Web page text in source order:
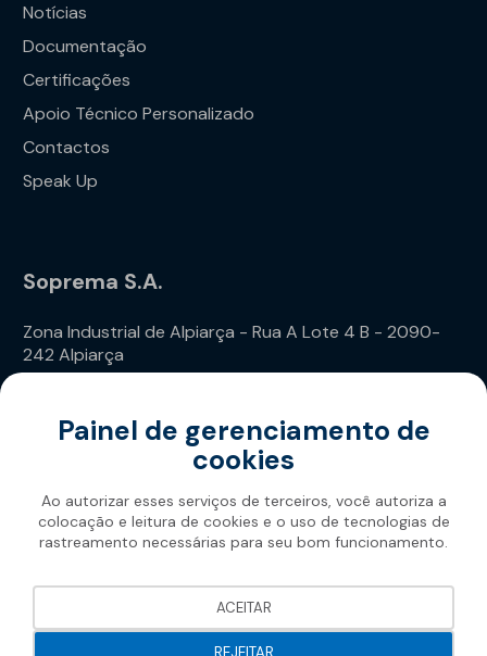
Notícias
Documentação
Certificações
Apoio Técnico Personalizado
Contactos
Speak Up
Soprema S.A.
Zona Industrial de Alpiarça - Rua A Lote 4 B - 2090-
242 Alpiarça
Soprema 2026
Painel de gerenciamento de
cookies
Ao autorizar esses serviços de terceiros, você autoriza a
colocação e leitura de cookies e o uso de tecnologias de
rastreamento necessárias para seu bom funcionamento.
REJEITAR
ACEITAR